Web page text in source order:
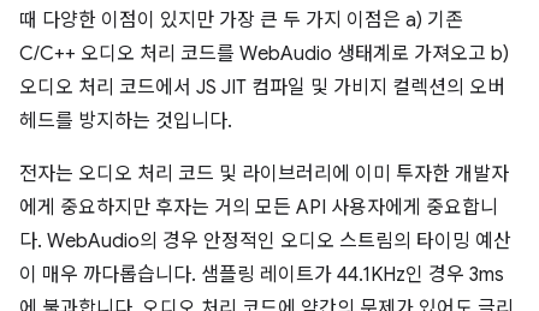
때 다양한 이점이 있지만 가장 큰 두 가지 이점은 a) 기존
C/C++ 오디오 처리 코드를 WebAudio 생태계로 가져오고 b)
오디오 처리 코드에서 JS JIT 컴파일 및 가비지 컬렉션의 오버
헤드를 방지하는 것입니다.
전자는 오디오 처리 코드 및 라이브러리에 이미 투자한 개발자
에게 중요하지만 후자는 거의 모든 API 사용자에게 중요합니
다. WebAudio의 경우 안정적인 오디오 스트림의 타이밍 예산
이 매우 까다롭습니다. 샘플링 레이트가 44.1KHz인 경우 3ms